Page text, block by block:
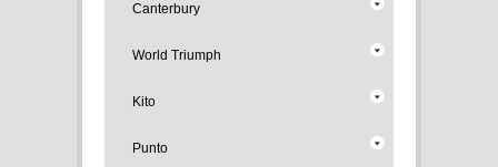
Canterbury
World Triumph
Kito
Punto